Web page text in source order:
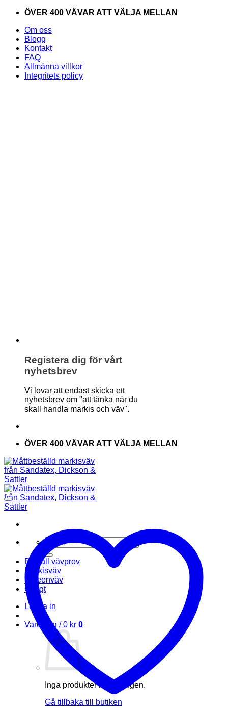
Skip
content
ÖVER 400 VÄVAR ATT VÄLJA MELLAN
Om oss
Blogg
Kontakt
FAQ
Allmänna villkor
Integritets policy
Registera dig för vårt
nyhetsbrev
Vi lovar att endast skicka ett
nyhetsbrev om "att tänka när du
skall handla markis och väv".
ÖVER 400 VÄVAR ATT VÄLJA MELLAN
Sök
efter:
Beställ vävprov
Markisväv
Screenväv
Övrigt
Logga in
Varukorg /0 kr 0
Inga produkter i varukorgen.
Gå tillbaka till butiken